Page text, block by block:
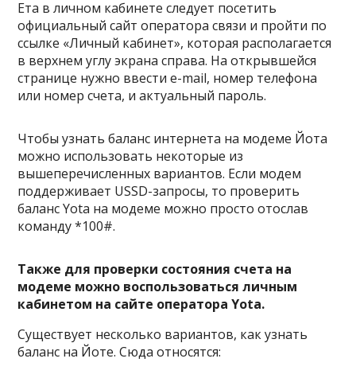
Ета в личном кабинете следует посетить
официальный сайт оператора связи и пройти по
ссылке «Личный кабинет», которая располагается
в верхнем углу экрана справа. На открывшейся
странице нужно ввести e-mail, номер телефона
или номер счета, и актуальный пароль.
Чтобы узнать баланс интернета на модеме Йота
можно использовать некоторые из
вышеперечисленных вариантов. Если модем
поддерживает USSD-запросы, то проверить
баланс Yota на модеме можно просто отослав
команду *100#.
Также для проверки состояния счета на
модеме можно воспользоваться личным
кабинетом на сайте оператора Yota.
Существует несколько вариантов, как узнать
баланс на Йоте. Сюда относятся: